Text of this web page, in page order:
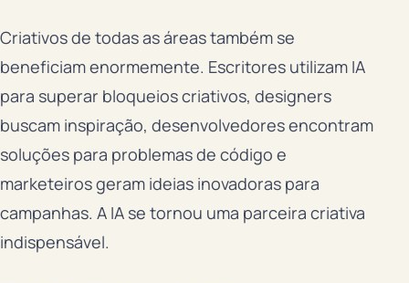
Criativos de todas as áreas também se
beneficiam enormemente. Escritores utilizam IA
para superar bloqueios criativos, designers
buscam inspiração, desenvolvedores encontram
soluções para problemas de código e
marketeiros geram ideias inovadoras para
campanhas. A IA se tornou uma parceira criativa
indispensável.